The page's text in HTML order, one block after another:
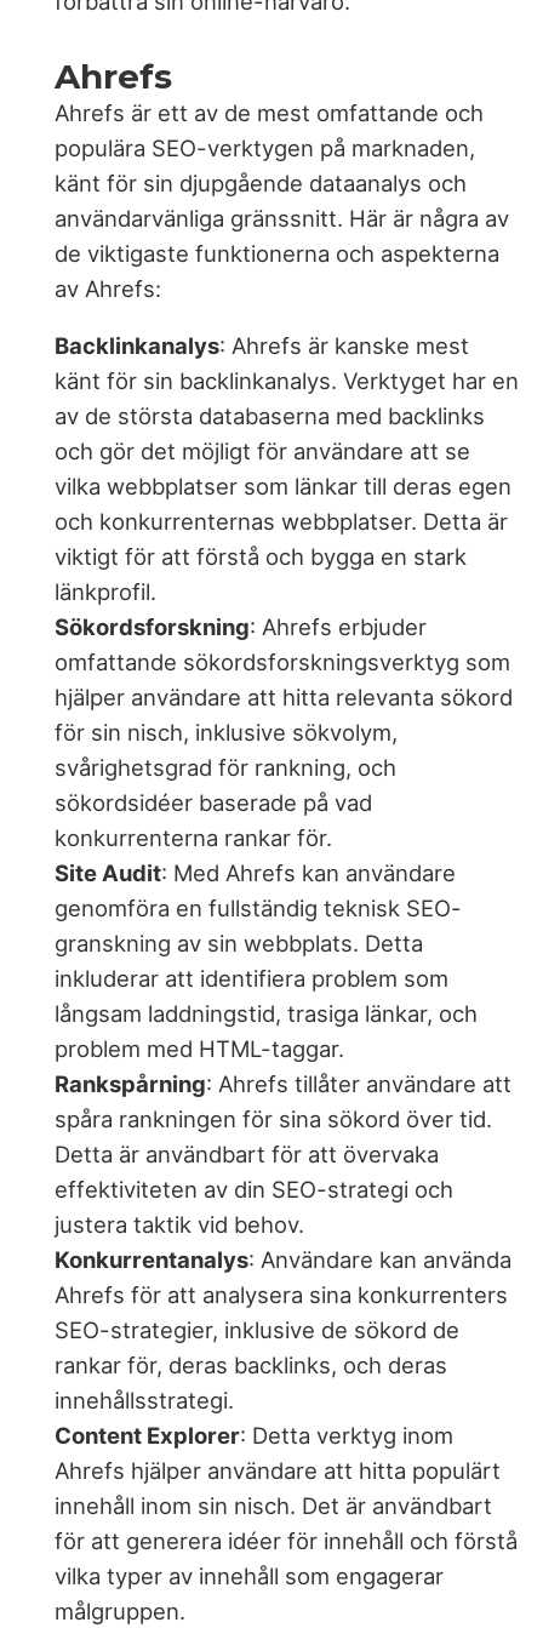
Ahrefs
Ahrefs är ett av de mest omfattande och
populära SEO-verktygen på marknaden,
känt för sin djupgående dataanalys och
användarvänliga gränssnitt. Här är några av
de viktigaste funktionerna och aspekterna
av Ahrefs:
Backlinkanalys: Ahrefs är kanske mest
känt för sin backlinkanalys. Verktyget har en
av de största databaserna med backlinks
och gör det möjligt för användare att se
vilka webbplatser som länkar till deras egen
och konkurrenternas webbplatser. Detta är
viktigt för att förstå och bygga en stark
länkprofil.
Sökordsforskning: Ahrefs erbjuder
omfattande sökordsforskningsverktyg som
hjälper användare att hitta relevanta sökord
för sin nisch, inklusive sökvolym,
svårighetsgrad för rankning, och
sökordsidéer baserade på vad
konkurrenterna rankar för.
Site Audit: Med Ahrefs kan användare
genomföra en fullständig teknisk SEO-
granskning av sin webbplats. Detta
inkluderar att identifiera problem som
långsam laddningstid, trasiga länkar, och
problem med HTML-taggar.
Rankspårning: Ahrefs tillåter användare att
spåra rankningen för sina sökord över tid.
Detta är användbart för att övervaka
effektiviteten av din SEO-strategi och
justera taktik vid behov.
Konkurrentanalys: Användare kan använda
Ahrefs för att analysera sina konkurrenters
SEO-strategier, inklusive de sökord de
rankar för, deras backlinks, och deras
innehållsstrategi.
Content Explorer: Detta verktyg inom
Ahrefs hjälper användare att hitta populärt
innehåll inom sin nisch. Det är användbart
för att generera idéer för innehåll och förstå
vilka typer av innehåll som engagerar
målgruppen.